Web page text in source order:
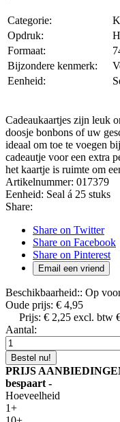
Categorie:
Opdruk:
Formaat:
Bijzondere kenmerk:
Eenheid:
Cadeaukaartjes zijn leuk
doosje bonbons of uw
ideaal om toe te voegen
cadeautje voor een extra
het kaartje is ruimte om
Artikelnummer: 017379
Eenheid: Seal á 25 stuks
Share:
Share on Twitter
Share on Facebook
Share on Pinterest
Email een vriend
Beschikbaarheid:: Op
Oude prijs: € 4,95
Prijs: € 2,25 excl. btw
Aantal:
Bestel nu!
PRIJS
bespaart -
Hoeveelheid
1+